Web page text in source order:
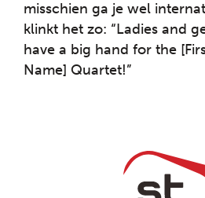
misschien ga je wel
klinkt het zo: “Ladies and
have a big hand for the
Name] Quartet!”